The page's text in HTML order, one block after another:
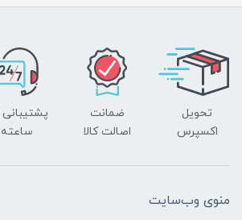
تحویل
اکسپرس
ضمانت
اصالت کالا
ساعته
منوی وب‌سایت